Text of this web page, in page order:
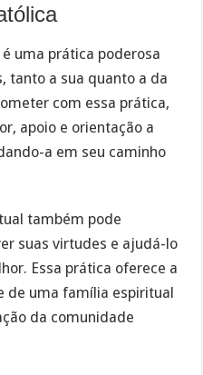
uma prática poderosa
tanto a sua quanto a da
com essa prática,
apoio e orientação a
a em seu caminho
também pode
suas virtudes e ajudá-lo
Essa prática oferece a
de uma família espiritual
da comunidade